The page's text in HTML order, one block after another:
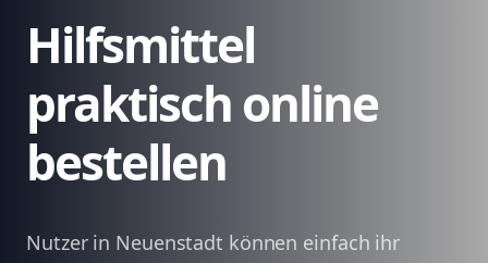
Hilfsmittel
praktisch online
bestellen
Nutzer in Neuenstadt können einfach ihr